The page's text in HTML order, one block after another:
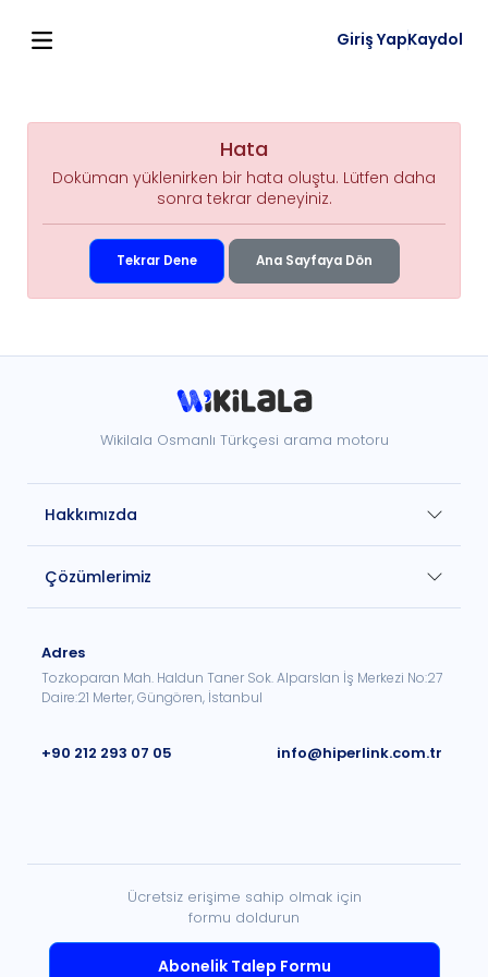
Giriş YapKaydol
Hata
Doküman yüklenirken bir hata oluştu. Lütfen daha
sonra tekrar deneyiniz.
Tekrar Dene Ana Sayfaya Dön
Wikilala Osmanlı Türkçesi arama motoru
Hakkımızda
Çözümlerimiz
Adres
Tozkoparan Mah. Haldun Taner Sok. Alparslan İş Merkezi No:27
Daire:21 Merter, Güngören, İstanbul
+90 212 293 07 05 info@hiperlink.com.tr
Ücretsiz erişime sahip olmak için
formu doldurun
Abonelik Talep Formu